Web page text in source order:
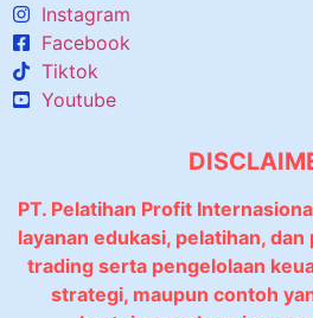
Instagram
Facebook
Tiktok
Youtube
PT. Pelatihan Profit
layanan edukasi, pelatihan,
trading serta pengelolaan
strategi, maupun contoh